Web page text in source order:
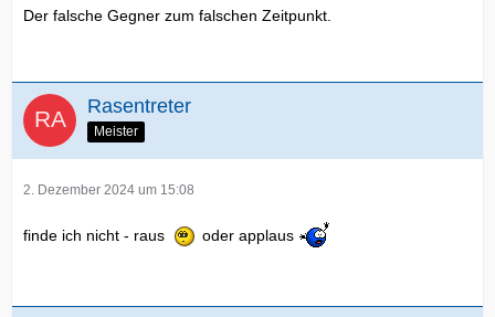
Der falsche Gegner zum falschen Zeitpunkt.
Rasentreter
Meister
2. Dezember 2024 um 15:08
finde ich nicht - raus oder applaus